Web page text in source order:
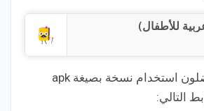
للأطفال)
وفي حال كنتم تفضلون استخدام نسخة بصيغة apk
التالي: